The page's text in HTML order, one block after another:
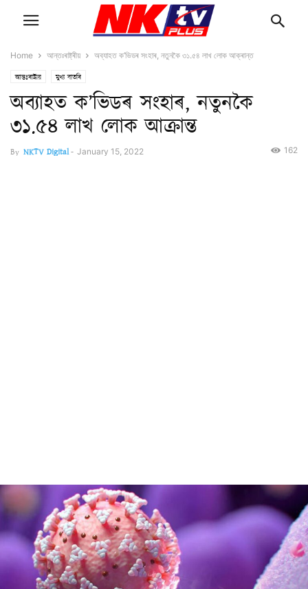
Home আন্তঃৰাষ্ট্ৰীয় অব্যাহত ক’ভিডৰ সংহাৰ, নতুনকৈ ৩১.৫৪ লাখ লোক আক্ৰান্ত
আন্তঃৰাষ্ট্ৰীয় মুখ্য বাতৰি
অব্যাহত ক’ভিডৰ সংহাৰ, নতুনকৈ
৩১.৫৪ লাখ লোক আক্ৰান্ত
By NKTV Digital- January 15, 2022 162